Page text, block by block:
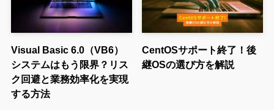
Visual Basic 6.0（VB6）
システムはもう限界？リス
ク回避と業務効率化を実現
する方法
CentOSサポート終了！後
継OSの選び方を解説